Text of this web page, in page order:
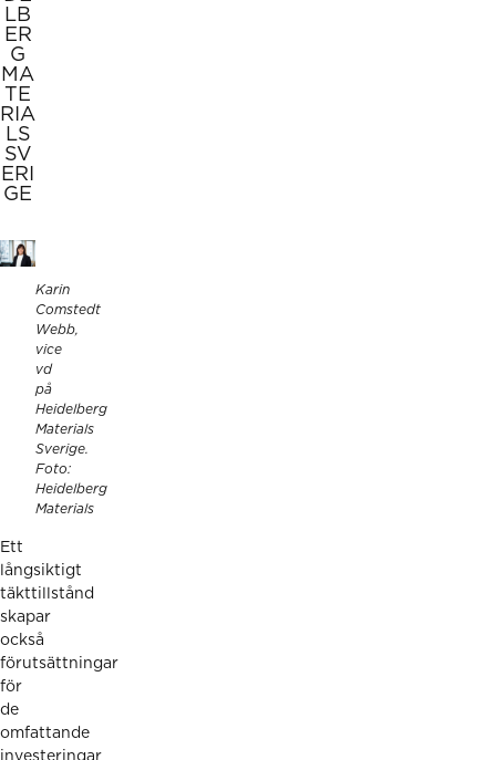
LB
ER
G
MA
TE
RIA
LS
SV
ERI
GE
Karin
Comstedt
Webb,
vice
vd
på
Heidelberg
Materials
Sverige.
Foto:
Heidelberg
Materials
Ett
långsiktigt
täkttillstånd
skapar
också
förutsättningar
för
de
omfattande